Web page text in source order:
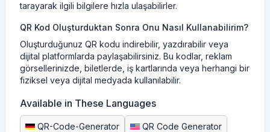
tarayarak ilgili bilgilere hızla ulaşabilirler.
QR Kod Oluşturduktan Sonra Onu Nasıl Kullanabilirim?
Oluşturduğunuz QR kodu indirebilir, yazdırabilir veya
dijital platformlarda paylaşabilirsiniz. Bu kodlar, reklam
görsellerinizde, biletlerde, iş kartlarında veya herhangi bir
fiziksel veya dijital medyada kullanılabilir.
Available in These Languages
QR-Code-Generator QR Code Generator